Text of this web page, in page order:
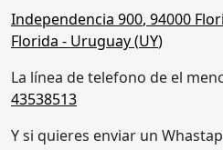
Independencia 900, 94000
Florida - Uruguay (UY)
La línea de telefono de el
43538513
Y si quieres enviar un